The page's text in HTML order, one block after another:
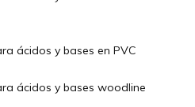
ácidos y bases en PVC
ácidos y bases woodline